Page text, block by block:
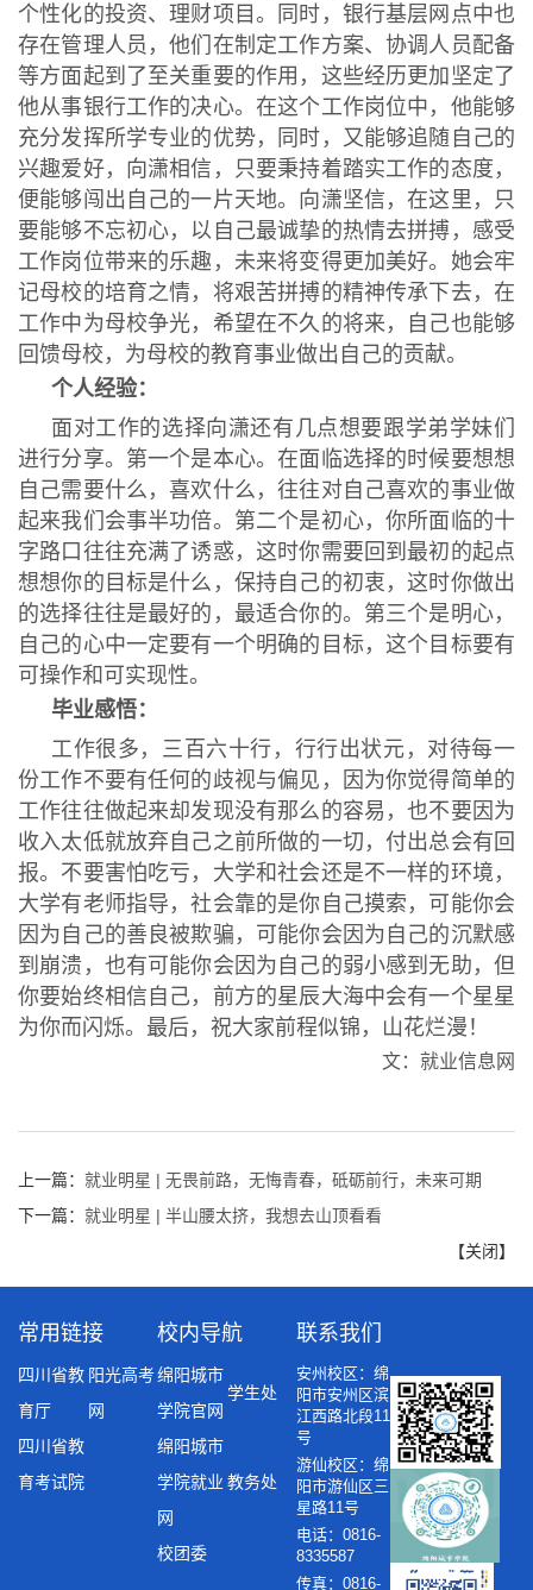
个性化的投资、理财项目。同时，银行基层网点中也
存在管理人员，他们在制定工作方案、协调人员配备
等方面起到了至关重要的作用，这些经历更加坚定了
他从事银行工作的决心。在这个工作岗位中，他能够
充分发挥所学专业的优势，同时，又能够追随自己的
兴趣爱好，向潇相信，只要秉持着踏实工作的态度，
便能够闯出自己的一片天地。向潇坚信，在这里，只
要能够不忘初心，以自己最诚挚的热情去拼搏，感受
工作岗位带来的乐趣，未来将变得更加美好。她会牢
记母校的培育之情，将艰苦拼搏的精神传承下去，在
工作中为母校争光，希望在不久的将来，自己也能够
回馈母校，为母校的教育事业做出自己的贡献。
个人经验：
面对工作的选择向潇还有几点想要跟学弟学妹们
进行分享。第一个是本心。在面临选择的时候要想想
自己需要什么，喜欢什么，往往对自己喜欢的事业做
起来我们会事半功倍。第二个是初心，你所面临的十
字路口往往充满了诱惑，这时你需要回到最初的起点
想想你的目标是什么，保持自己的初衷，这时你做出
的选择往往是最好的，最适合你的。第三个是明心，
自己的心中一定要有一个明确的目标，这个目标要有
可操作和可实现性。
毕业感悟：
工作很多，三百六十行，行行出状元，对待每一
份工作不要有任何的歧视与偏见，因为你觉得简单的
工作往往做起来却发现没有那么的容易，也不要因为
收入太低就放弃自己之前所做的一切，付出总会有回
报。不要害怕吃亏，大学和社会还是不一样的环境，
大学有老师指导，社会靠的是你自己摸索，可能你会
因为自己的善良被欺骗，可能你会因为自己的沉默感
到崩溃，也有可能你会因为自己的弱小感到无助，但
你要始终相信自己，前方的星辰大海中会有一个星星
为你而闪烁。最后，祝大家前程似锦，山花烂漫！
文：就业信息网
上一篇： 就业明星 | 无畏前路，无悔青春，砥砺前行，未来可期
下一篇： 就业明星 | 半山腰太挤，我想去山顶看看
【关闭】
常用链接
四川省教
育厅
阳光高考
网
四川省教
育考试院
校内导航
绵阳城市
学院官网
学生处
绵阳城市
学院就业
网
教务处
校团委
联系我们
安州校区：绵
阳市安州区滨
江西路北段11
号
游仙校区：绵
阳市游仙区三
星路11号
电话：0816-
8335587
传真：0816-